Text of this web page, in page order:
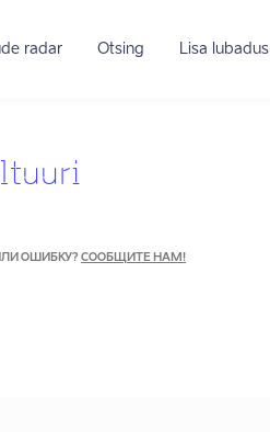
radar Otsing Lisa lubadus
ОШИБКУ? СООБЩИТЕ НАМ!